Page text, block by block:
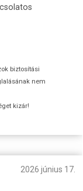
biztosítási
nem
kizár!
2026 június 17.